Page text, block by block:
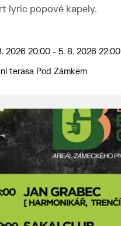
lyric popové kapely.
2026 20:00 - 5. 8. 2026 22:00
terasa Pod Zámkem